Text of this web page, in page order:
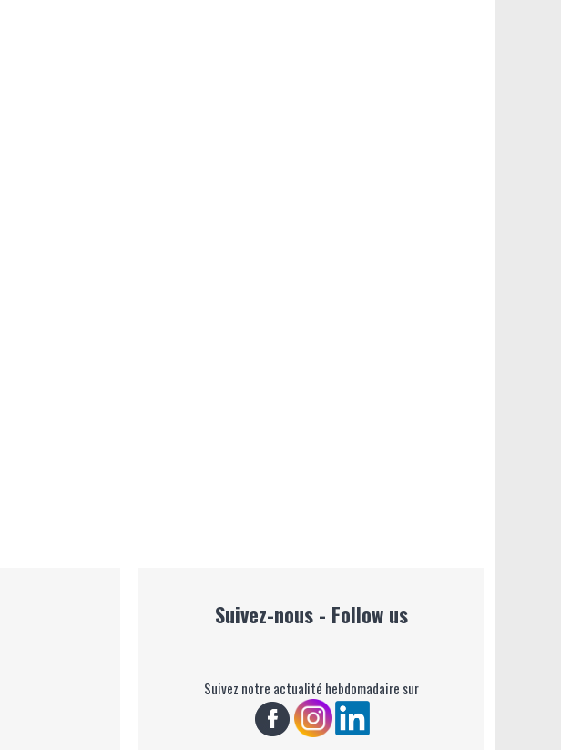
Suivez-nous - Follow us
Suivez notre actualité hebdomadaire sur